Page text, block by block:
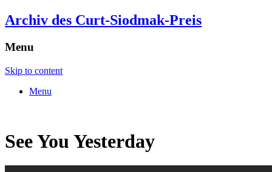
Archiv des Curt-Siodmak-Preis
Menu
Skip to content
Menu
See You Yesterday